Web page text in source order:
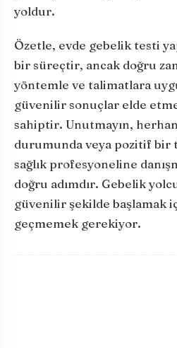
yoldur.
Özetle, evde gebelik testi
bir süreçtir, ancak doğru
yöntemle ve talimatlara
güvenilir sonuçlar elde
sahiptir. Unutmayın,
durumunda veya pozitif bir
sağlık profesyoneline
doğru adımdır. Gebelik
güvenilir şekilde başlamak
geçmemek gerekiyor.